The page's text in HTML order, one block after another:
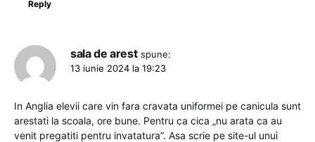
Reply
sala de arest spune:
13 iunie 2024 la 19:23
In Anglia elevii care vin fara cravata uniformei pe canicula sunt
arestati la scoala, ore bune. Pentru ca cica „nu arata ca au
venit pregatiti pentru invatatura”. Asa scrie pe site-ul unui